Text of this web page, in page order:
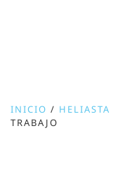
INICIO / HELIASTA
TRABAJO